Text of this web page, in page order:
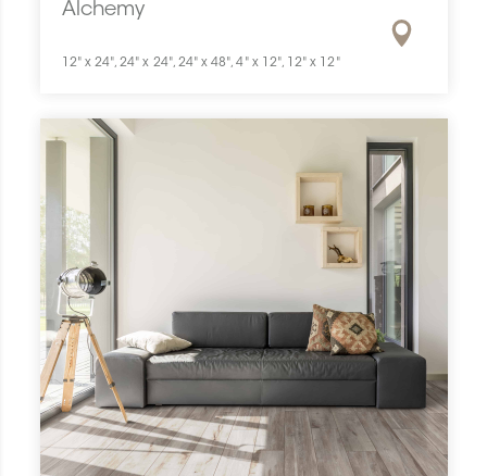
Alchemy
12" x 24", 24" x 24", 24" x 48", 4" x 12", 12" x 12"